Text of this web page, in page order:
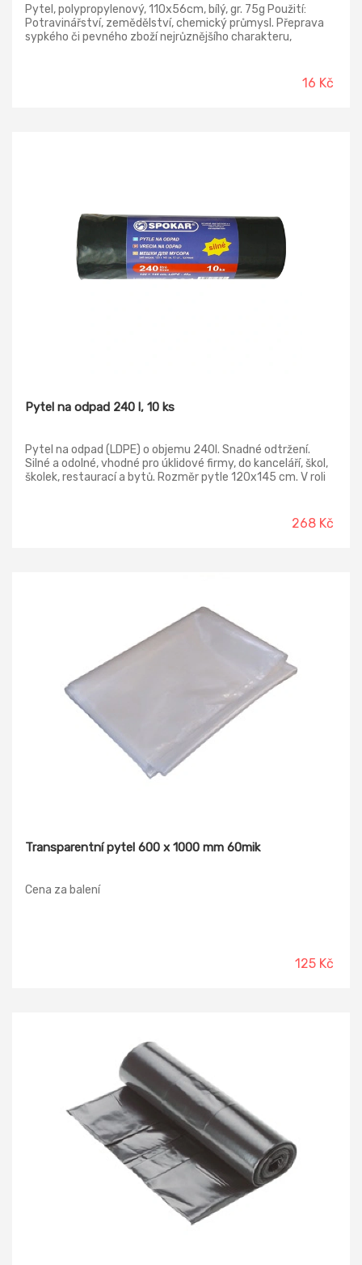
Pytel, polypropylenový, 110x56cm, bílý, gr. 75g Použití:
Potravinářství, zemědělství, chemický průmysl. Přeprava
sypkého či pevného zboží nejrůznějšího charakteru,
16 Kč
Pytel na odpad 240 l, 10 ks
Pytel na odpad (LDPE) o objemu 240l. Snadné odtržení.
Silné a odolné, vhodné pro úklidové firmy, do kanceláří, škol,
školek, restaurací a bytů. Rozměr pytle 120x145 cm. V roli
268 Kč
Transparentní pytel 600 x 1000 mm 60mik
Cena za balení
125 Kč